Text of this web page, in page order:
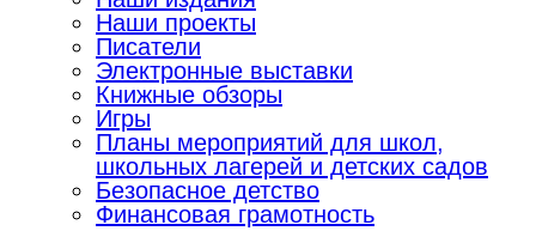
Наши проекты
Писатели
Электронные выставки
Книжные обзоры
Игры
Планы мероприятий для школ,
школьных лагерей и детских садов
Безопасное детство
Финансовая грамотность